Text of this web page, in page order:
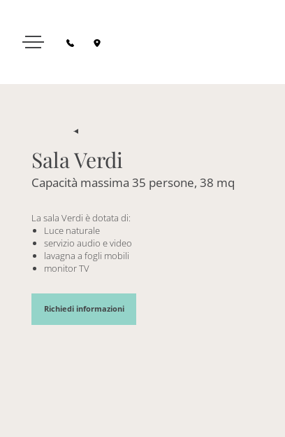
Sala Verdi
Capacità massima 35 persone, 38 mq
La sala Verdi è dotata di:
Luce naturale
servizio audio e video
lavagna a fogli mobili
monitor TV
Richiedi informazioni